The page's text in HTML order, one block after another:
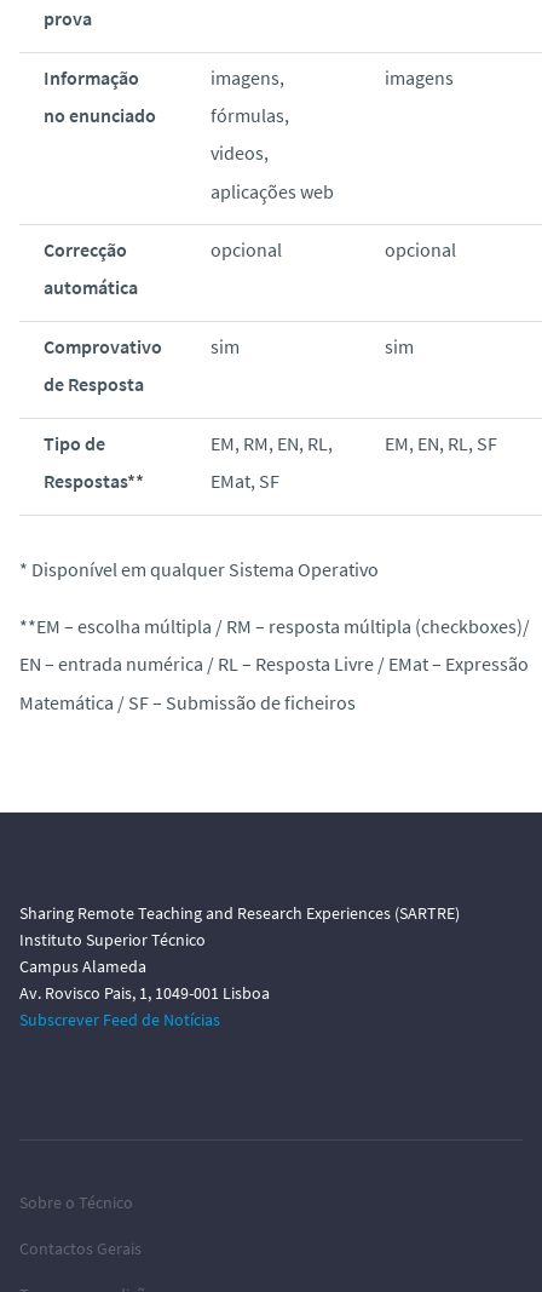
prova
Informação
no enunciado
imagens,
fórmulas,
videos,
aplicações web
imagens
Correcção
automática
opcional opcional
Comprovativo
de Resposta
sim sim
Tipo de
Respostas**
EM, RM, EN, RL,
EMat, SF
EM, EN, RL, SF
* Disponível em qualquer Sistema Operativo
**EM – escolha múltipla / RM – resposta múltipla (checkboxes)/
EN – entrada numérica / RL – Resposta Livre / EMat – Expressão
Matemática / SF – Submissão de ficheiros
Sharing Remote Teaching and Research Experiences (SARTRE)
Instituto Superior Técnico
Campus Alameda
Av. Rovisco Pais, 1, 1049-001 Lisboa
Subscrever Feed de Notícias
Sobre o Técnico
Contactos Gerais